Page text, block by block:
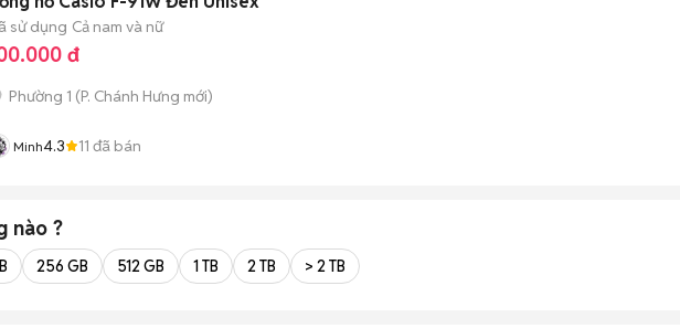
sử dụng Cả nam và nữ
đ
Phường 1 (P. Chánh Hưng mới)
Minh4.3 11 đã bán
nào ?
256 GB 512 GB 1 TB 2 TB > 2 TB